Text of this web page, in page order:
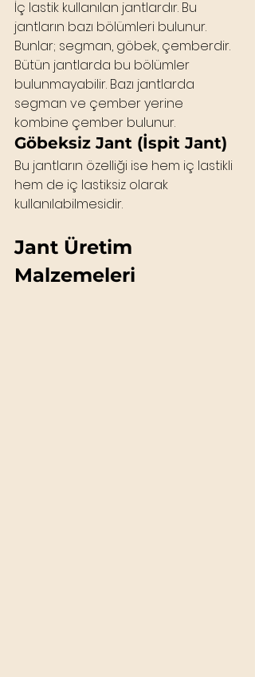
İç lastik kullanılan jantlardır. Bu
jantların bazı bölümleri bulunur.
Bunlar; segman, göbek, çemberdir.
Bütün jantlarda bu bölümler
bulunmayabilir. Bazı jantlarda
segman ve çember yerine
kombine çember bulunur.
Göbeksiz Jant (İspit Jant)
Bu jantların özelliği ise hem iç lastikli
hem de iç lastiksiz olarak
kullanılabilmesidir.
Jant Üretim
Malzemeleri